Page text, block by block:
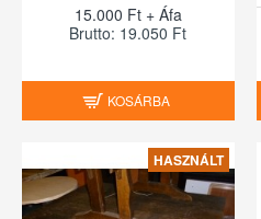
15.000 Ft + Áfa
Brutto: 19.050 Ft
KOSÁRBA
HASZNÁLT